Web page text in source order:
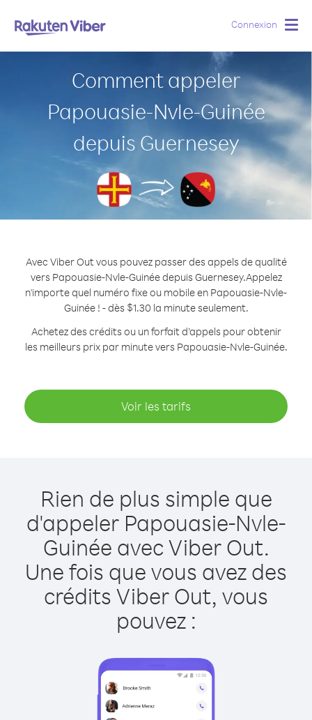
Connexion
Comment appeler
Papouasie-Nvle-Guinée
depuis Guernesey
Avec Viber Out vous pouvez passer des appels de qualité
vers Papouasie-Nvle-Guinée depuis Guernesey.Appelez
n'importe quel numéro fixe ou mobile en Papouasie-Nvle-
Guinée ! - dès $1.30 la minute seulement.
Achetez des crédits ou un forfait d’appels pour obtenir
les meilleurs prix par minute vers Papouasie-Nvle-Guinée.
Voir les tarifs
Rien de plus simple que
d'appeler Papouasie-Nvle-
Guinée avec Viber Out.
Une fois que vous avez des
crédits Viber Out, vous
pouvez :